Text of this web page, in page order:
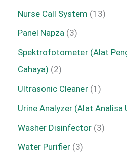
Nurse Call System 13
Panel Napza 3
Spektrofotometer (Alat
Cahaya) 2
Ultrasonic Cleaner 1
Urine Analyzer (Alat Analisa
Washer Disinfector 3
Water Purifier 3